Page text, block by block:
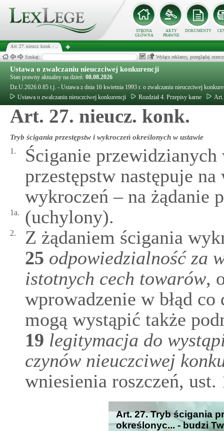
STRONA
GŁÓWNA
AKTY
PRAWNE
DOKUMENTY
Art. 27. nieucz. konk. - ...
Szukaj: Wyłącz reklamy, przeglądaj
Ustawa o zwalczaniu nieuczciwej konkurencji
Stan prawny aktualny na dzień: 08.08.2026
Dz.U.2026.0.85 t.j. - Ustawa z dnia 16 kwietnia 1993 r. o zwalczaniu nieuczciwej
Ustawa o zwalczaniu nieuczciwej konkurencji
Rozdział 4. Przepisy karne Art.
Art. 27. nieucz. konk.
Tryb ścigania przestępstw i wykroczeń określonych w ustawie
1.
Ściganie
przestępstw następuje
wykroczeń – na żądanie
1a. (uchylony).
2.
Z żądaniem ścigania
25 odpowiedzialność za
istotnych cech towarów,
wprowadzenie w błąd
mogą wystąpić także
19 legitymacja do
czynów nieuczciwej
wniesienia roszczeń, ust.
Art. 27. Tryb ścigania
określonyc... - budzi